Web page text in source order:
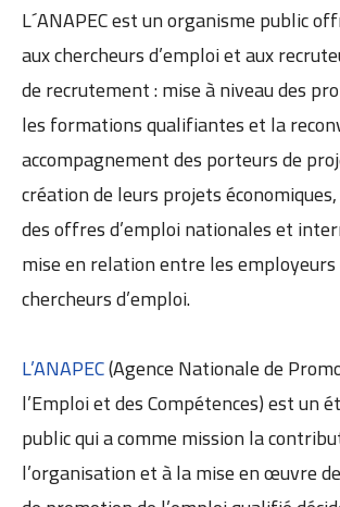
L´ANAPEC est un organisme public
aux chercheurs d’emploi et aux
de recrutement : mise à niveau des
les formations qualifiantes et la
accompagnement des porteurs de
création de leurs projets
des offres d’emploi nationales et
mise en relation entre les
chercheurs d’emploi.
L’ANAPEC(Agence Nationale de
l’Emploi et des Compétences) est un
public qui a comme mission la
l’organisation et à la mise en œuvre